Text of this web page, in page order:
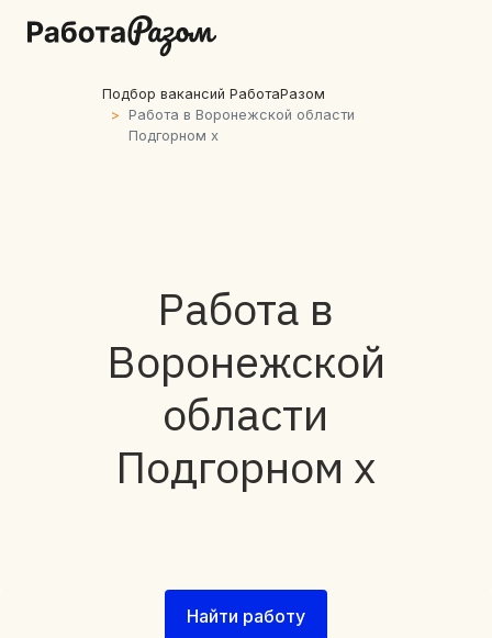
Подбор вакансий РаботаРазом
Работа в Воронежской области
Подгорном х
Работа в
Воронежской
области
Подгорном х
Найти работу